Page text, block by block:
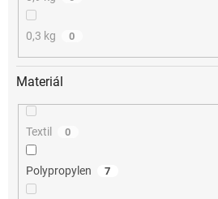
0,3 kg 0
Materiál
Textil 0
Polypropylen 7